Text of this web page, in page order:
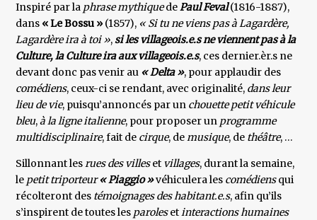
Inspiré par la phrase mythiquedePaul Feval(1816-1887),
dans « Le Bossu » (1857), « Si tu ne viens pas à Lagardère,
Lagardère ira à toi »,si les villageois.e.s ne viennent pas à la
Culture, la Culture ira aux villageois.e.s, ces dernier.èr.s ne
devant donc pas venir au « Delta », pour applaudir des
comédiens, ceux-ci se rendant, avec originalité, dans leur
lieu de vie, puisqu’annoncés par un chouette petit véhicule
bleu,à la ligne italienne, pour proposer un programme
multidisciplinaire, fait de cirque, demusique, de théâtre, …
Sillonnant lesrues des villeset villages, durant la semaine,
le petit triporteur« Piaggio »véhiculera les comédiensqui
récolteront des témoignages des habitant.e.s, afin qu’ils
s’inspirent de toutes les parolesetinteractions humaines